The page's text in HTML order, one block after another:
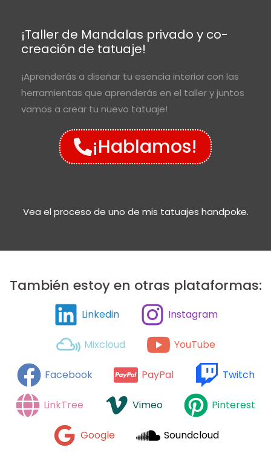
¡Taller de Mandalas privado y co-
creación de tatuaje!
¡Aprenderás a diseñar tu esencia interior con las
herramientas que aprenderás en el taller y juntos
vamos a crear tu nuevo tatuaje!
¡Hablamos!
Vea el proceso de uno de mis tatuajes handpoke.
También estoy en otras plataformas:
Linkedin Instagram
Mixcloud YouTube
Facebook PayPal Twitch
LinkTree Vimeo Pinterest
Google Soundcloud